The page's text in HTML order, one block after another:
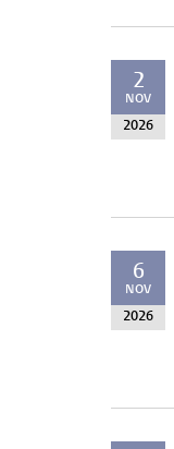
2
NOV
2026
6
NOV
2026